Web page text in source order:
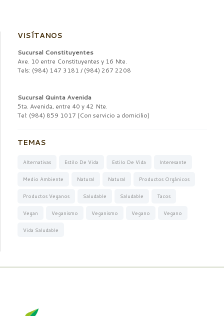
VISÍTANOS
Sucursal Constituyentes
Ave. 10 entre Constituyentes y 16 Nte.
Tels: (984) 147 3181 / (984) 267 2208
Sucursal Quinta Avenida
5ta. Avenida, entre 40 y 42 Nte.
Tel: (984) 859 1017 (Con servicio a domicilio)
TEMAS
Alternativas Estilo De Vida Estilo De Vida Interesante
Medio Ambiente Natural Natural Productos Orgánicos
Productos Veganos Saludable Saludable Tacos
Vegan Veganismo Veganismo Vegano Vegano
Vida Saludable